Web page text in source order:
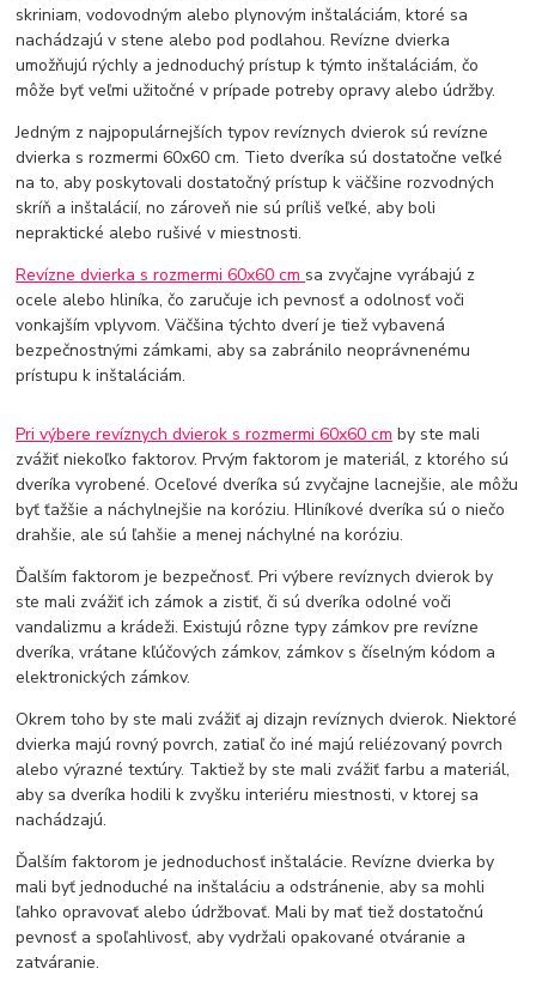
skriniam, vodovodným alebo plynovým inštaláciám, ktoré sa
nachádzajú v stene alebo pod podlahou. Revízne dvierka
umožňujú rýchly a jednoduchý prístup k týmto inštaláciám, čo
môže byť veľmi užitočné v prípade potreby opravy alebo údržby.
Jedným z najpopulárnejších typov revíznych dvierok sú revízne
dvierka s rozmermi 60x60 cm. Tieto dveríka sú dostatočne veľké
na to, aby poskytovali dostatočný prístup k väčšine rozvodných
skríň a inštalácií, no zároveň nie sú príliš veľké, aby boli
nepraktické alebo rušivé v miestnosti.
Revízne dvierka s rozmermi 60x60 cm sa zvyčajne vyrábajú z
ocele alebo hliníka, čo zaručuje ich pevnosť a odolnosť voči
vonkajším vplyvom. Väčšina týchto dverí je tiež vybavená
bezpečnostnými zámkami, aby sa zabránilo neoprávnenému
prístupu k inštaláciám.
Pri výbere revíznych dvierok s rozmermi 60x60 cm by ste mali
zvážiť niekoľko faktorov. Prvým faktorom je materiál, z ktorého sú
dveríka vyrobené. Oceľové dveríka sú zvyčajne lacnejšie, ale môžu
byť ťažšie a náchylnejšie na koróziu. Hliníkové dveríka sú o niečo
drahšie, ale sú ľahšie a menej náchylné na koróziu.
Ďalším faktorom je bezpečnosť. Pri výbere revíznych dvierok by
ste mali zvážiť ich zámok a zistiť, či sú dveríka odolné voči
vandalizmu a krádeži. Existujú rôzne typy zámkov pre revízne
dveríka, vrátane kľúčových zámkov, zámkov s číselným kódom a
elektronických zámkov.
Okrem toho by ste mali zvážiť aj dizajn revíznych dvierok. Niektoré
dvierka majú rovný povrch, zatiaľ čo iné majú reliézovaný povrch
alebo výrazné textúry. Taktiež by ste mali zvážiť farbu a materiál,
aby sa dveríka hodili k zvyšku interiéru miestnosti, v ktorej sa
nachádzajú.
Ďalším faktorom je jednoduchosť inštalácie. Revízne dvierka by
mali byť jednoduché na inštaláciu a odstránenie, aby sa mohli
ľahko opravovať alebo údržbovať. Mali by mať tiež dostatočnú
pevnosť a spoľahlivosť, aby vydržali opakované otváranie a
zatváranie.